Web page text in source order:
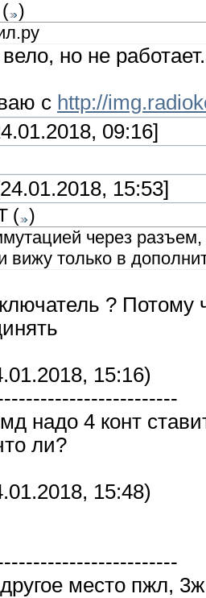
( )
но не
с http://
09:16]
15:53]
( )
через разъем,
вижу только в
? Потому
15:16)
надо 4 конт
ли?
15:48)
место пжл,